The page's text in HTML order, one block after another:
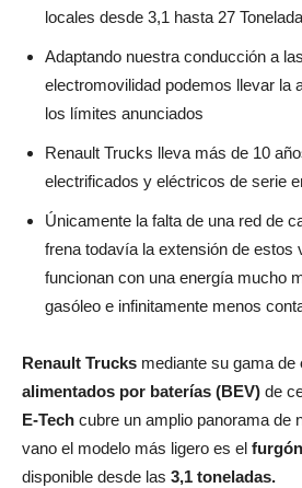
locales desde 3,1 hasta 27
Adaptando nuestra conducción a
electromovilidad podemos llevar la
los límites anunciados
Renault Trucks lleva más de 10
electrificados y eléctricos de serie
Únicamente la falta de una red de
frena todavía la extensión de estos
funcionan con una energía mucho
gasóleo e infinitamente menos
Renault Trucks mediante su gama de
alimentados por baterías (BEV) de
E-Tech cubre un amplio panorama de
vano el modelo más ligero es el
disponible desde las 3,1 toneladas.